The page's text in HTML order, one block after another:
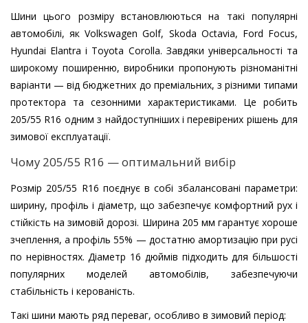
Шини цього розміру встановлюються на такі популярні
автомобілі, як Volkswagen Golf, Skoda Octavia, Ford Focus,
Hyundai Elantra і Toyota Corolla. Завдяки універсальності та
широкому поширенню, виробники пропонують різноманітні
варіанти — від бюджетних до преміальних, з різними типами
протектора та сезонними характеристиками. Це робить
205/55 R16 одним з найдоступніших і перевірених рішень для
зимової експлуатації.
Чому 205/55 R16 — оптимальний вибір
Розмір 205/55 R16 поєднує в собі збалансовані параметри:
ширину, профіль і діаметр, що забезпечує комфортний рух і
стійкість на зимовій дорозі. Ширина 205 мм гарантує хороше
зчеплення, а профіль 55% — достатню амортизацію при русі
по нерівностях. Діаметр 16 дюймів підходить для більшості
популярних моделей автомобілів, забезпечуючи
стабільність і керованість.
Такі шини мають ряд переваг, особливо в зимовий період: